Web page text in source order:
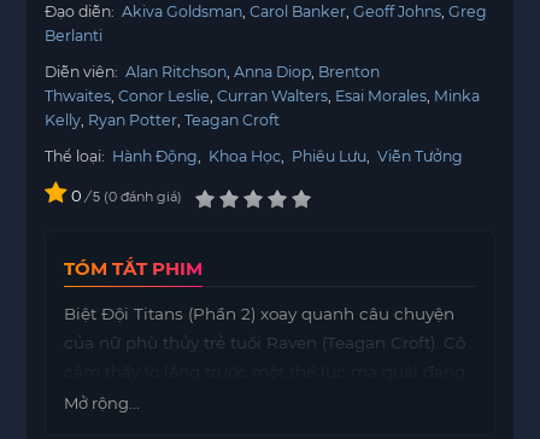
Đạo diễn: Akiva Goldsman Carol Banker Geoff Johns Greg
Berlanti
Diễn viên: Alan Ritchson Anna Diop Brenton
Thwaites Conor Leslie Curran Walters Esai Morales Minka
Kelly Ryan Potter Teagan Croft
Thể loại: Hành Động Khoa Học Phiêu Lưu Viễn Tưởng
0 / 5 0 đánh giá
TÓM TẮT PHIM
Biệt Đội Titans (Phần 2) xoay quanh câu chuyện
của nữ phù thủy trẻ tuổi Raven (Teagan Croft). Cô
cố gắng chiếm đoạt bản thân mình. Để tìm kiếm
Mở rộng...